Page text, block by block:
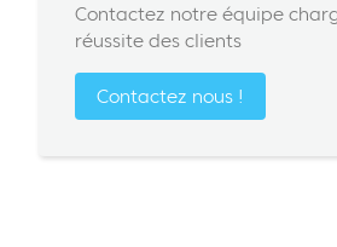
Contactez notre équipe
réussite des clients
Contactez nous !